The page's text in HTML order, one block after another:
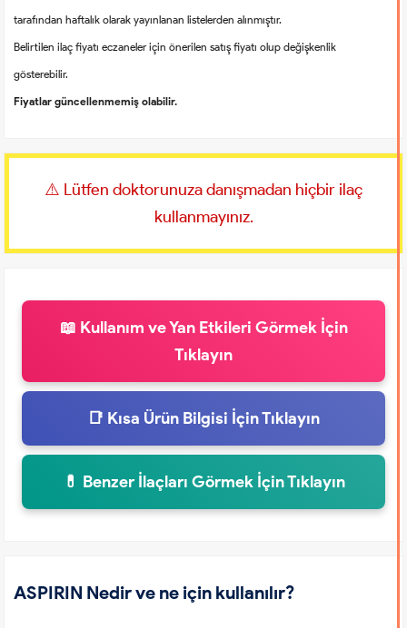
tarafından haftalık olarak yayınlanan listelerden alınmıştır.
Belirtilen ilaç fiyatı eczaneler için önerilen satış fiyatı olup değişkenlik
gösterebilir.
Fiyatlar güncellenmemiş olabilir.
⚠️ Lütfen doktorunuza danışmadan hiçbir ilaç
kullanmayınız.
📖 Kullanım ve Yan Etkileri Görmek İçin
Tıklayın
📑 Kısa Ürün Bilgisi İçin Tıklayın
💊 Benzer İlaçları Görmek İçin Tıklayın
ASPIRIN Nedir ve ne için kullanılır?